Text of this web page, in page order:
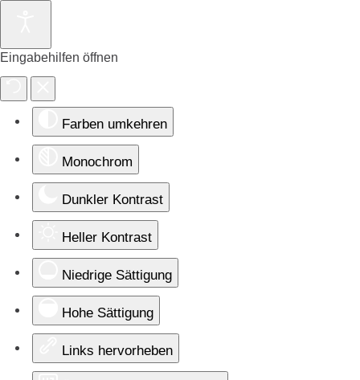
Eingabehilfen öffnen
Farben umkehren
Monochrom
Dunkler Kontrast
Heller Kontrast
Niedrige Sättigung
Hohe Sättigung
Links hervorheben